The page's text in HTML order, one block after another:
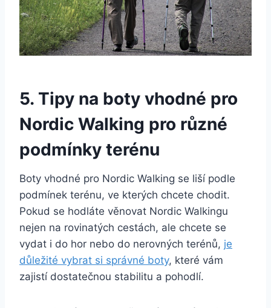
5. Tipy na boty vhodné pro⁢
Nordic‌ Walking pro různé⁤
podmínky terénu
Boty vhodné pro‌ Nordic​ Walking ‌se ⁤liší podle
podmínek terénu, ve ⁣kterých chcete⁢ chodit.
Pokud se hodláte věnovat Nordic Walkingu
nejen na ⁣rovinatých cestách, ale chcete se
vydat i‍ do ⁣hor nebo do nerovných terénů, je
důležité vybrat si správné boty, které vám
⁢zajistí dostatečnou stabilitu a pohodlí.